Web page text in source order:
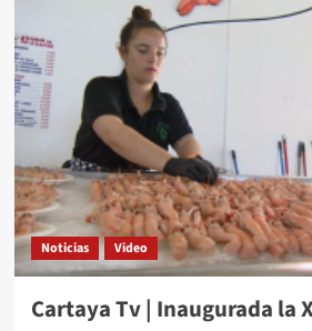
Noticias Video
Cartaya Tv | Inaugurada la